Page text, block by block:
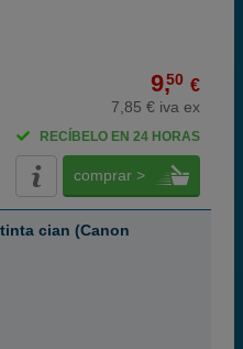
9,50 €
7,85 € iva ex
RECÍBELO EN 24 HORAS
comprar >
cian (Canon